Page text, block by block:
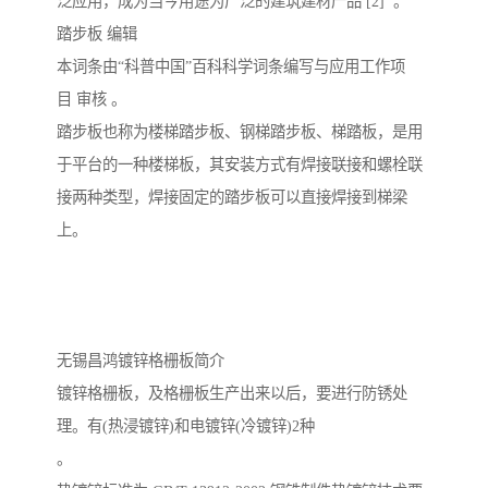
踏步板 编辑
本词条由“科普中国”百科科学词条编写与应用工作项
目 审核 。
踏步板也称为楼梯踏步板、钢梯踏步板、梯踏板，是用
于平台的一种楼梯板，其安装方式有焊接联接和螺栓联
接两种类型，焊接固定的踏步板可以直接焊接到梯梁
上。
无锡昌鸿镀锌格栅板简介
镀锌格栅板，及格栅板生产出来以后，要进行防锈处
理。有(热浸镀锌)和电镀锌(冷镀锌)2种
。